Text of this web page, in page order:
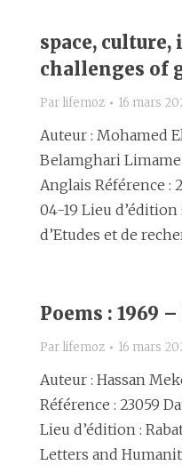
space,
challenges of
Par lifemoz 16 mars
Auteur : Mohamed
Belamghari
Anglais Référence :
04-19 Lieu d’édition
d’Etudes et de
Poems : 1969 –
Par lifemoz 16 mars
Auteur : Hassan
Référence : 23059
Lieu d’édition :
Letters and